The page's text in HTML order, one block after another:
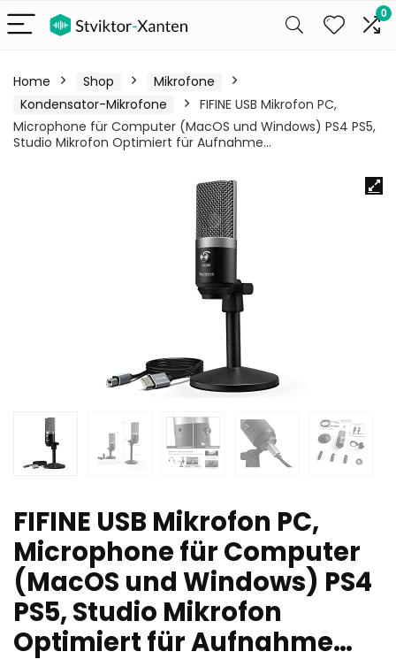
0
Home Shop
Mikrofone
Kondensator-Mikrofone
FIFINE USB Mikrofon PC,
Microphone für Computer (MacOS und Windows) PS4 PS5,
Studio Mikrofon Optimiert für Aufnahme…
FIFINE USB Mikrofon PC,
Microphone für Computer
(MacOS und Windows) PS4
PS5, Studio Mikrofon
Optimiert für Aufnahme…